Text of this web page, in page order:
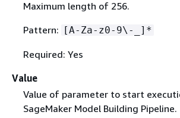
Maximum length of 256.
Pattern: [A-Za-z0-9\-_]*
Required: Yes
Value
Value of parameter to start
SageMaker Model Building Pipeline.